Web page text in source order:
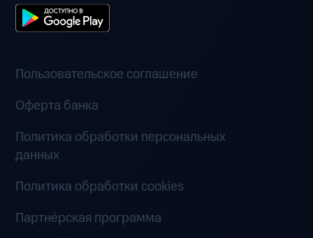
Пользовательское соглашение
Оферта банка
Политика обработки персональных
данных
Политика обработки cookies
Партнёрская программа